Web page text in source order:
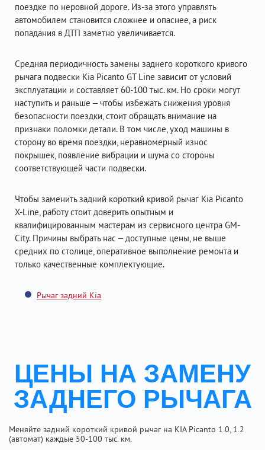
поездке по неровной дороге. Из-за этого управлять
автомобилем становится сложнее и опаснее, а риск
попадания в ДТП заметно увеличивается.
Средняя периодичность замены заднего короткого кривого
рычага подвески Kia Picanto GT Line зависит от условий
эксплуатации и составляет 60-100 тыс. км. Но сроки могут
наступить и раньше – чтобы избежать снижения уровня
безопасности поездки, стоит обращать внимание на
признаки поломки детали. В том числе, уход машины в
сторону во время поездки, неравномерный износ
покрышек, появление вибрации и шума со стороны
соответствующей части подвески.
Чтобы заменить задний короткий кривой рычаг Kia Picanto
X-Line, работу стоит доверить опытным и
квалифицированным мастерам из сервисного центра GM-
City. Причины выбрать нас – доступные цены, не выше
средних по столице, оперативное выполнение ремонта и
только качественные комплектующие.
Рычаг задний Kia
ЦЕНЫ НА ЗАМЕНУ
ЗАДНЕГО РЫЧАГА
Меняйте задний короткий кривой рычаг на KIA Picanto 1.0, 1.2
(автомат) каждые 50-100 тыс. км.